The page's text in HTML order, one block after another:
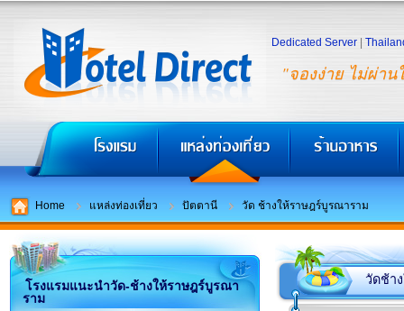
"จองง่าย ไม่ผ่าน
Dedicated Server
Home แหล่งท่องเที่ยว ปัตตานี วัด ช้างให้ราษฎร์บูรณาราม
โรงแรมแนะนำวัด-ช้างให้ราษฎร์บูรณา
ราม
วัดช้า